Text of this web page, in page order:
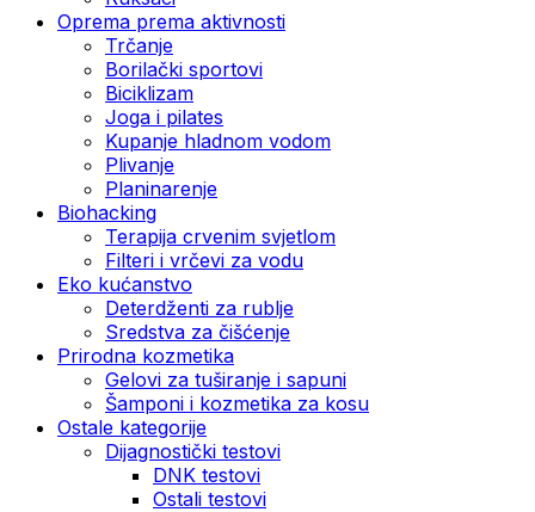
Oprema prema aktivnosti
Trčanje
Borilački sportovi
Biciklizam
Joga i pilates
Kupanje hladnom vodom
Plivanje
Planinarenje
Biohacking
Terapija crvenim svjetlom
Filteri i vrčevi za vodu
Eko kućanstvo
Deterdženti za rublje
Sredstva za čišćenje
Prirodna kozmetika
Gelovi za tuširanje i sapuni
Šamponi i kozmetika za kosu
Ostale kategorije
Dijagnostički testovi
DNK testovi
Ostali testovi